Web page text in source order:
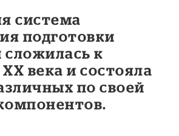
система
подготовки
сложилась к
века и состояла
по своей